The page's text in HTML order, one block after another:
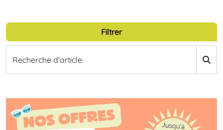
Filtrer
Recherche d'article